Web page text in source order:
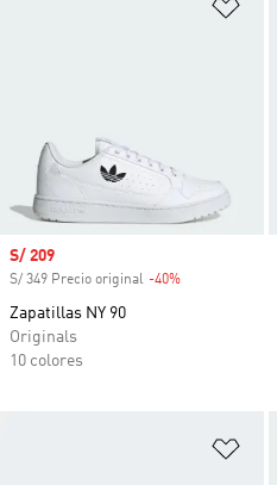
Precio de venta
S/ 209
S/ 349 Precio original -40%
Zapatillas NY 90
Originals
10 colores